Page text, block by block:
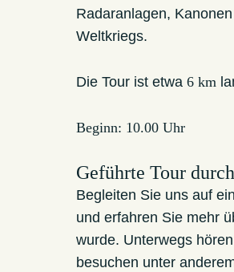
Radaranlagen,
Weltkriegs.
Die Tour ist etwa 6 km
Beginn: 10.00 Uhr
Geführte Tour
Begleiten Sie uns auf
und erfahren Sie mehr
wurde. Unterwegs
besuchen unter